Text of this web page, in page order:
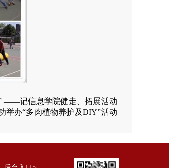
――记信息学院健走、拓展活动
举办“多肉植物养护及DIY”活动